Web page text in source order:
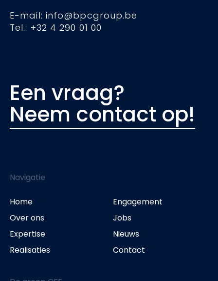
E-mail: info@bpcgroup.be
Tel.: +32 4 290 01 00
Een vraag?
Neem contact op!
Navigatie
Home
Over ons
Expertise
Realisaties
Engagement
Jobs
Nieuws
Contact